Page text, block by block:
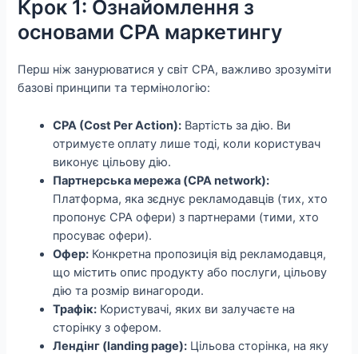
Крок 1: Ознайомлення з
основами CPA маркетингу
Перш ніж занурюватися у світ CPA, важливо зрозуміти
базові принципи та термінологію:
CPA (Cost Per Action): Вартість за дію. Ви
отримуєте оплату лише тоді, коли користувач
виконує цільову дію.
Партнерська мережа (CPA network):
Платформа, яка зєднує рекламодавців (тих, хто
пропонує CPA офери) з партнерами (тими, хто
просуває офери).
Офер: Конкретна пропозиція від рекламодавця,
що містить опис продукту або послуги, цільову
дію та розмір винагороди.
Трафік: Користувачі, яких ви залучаєте на
сторінку з офером.
Лендінг (landing page): Цільова сторінка, на яку